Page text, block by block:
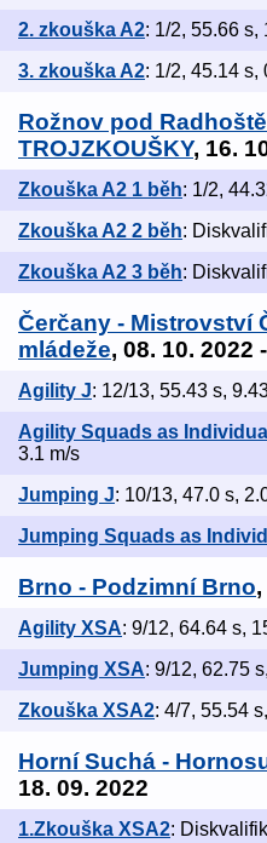
2. zkouška A2: 1/2, 55.66 s,
3. zkouška A2: 1/2, 45.14 s,
Rožnov pod
TROJZKOUŠKY, 16.
Zkouška A2 1 běh: 1/2,
Zkouška A2 2 běh:
Zkouška A2 3 běh:
Čerčany - Mistrovství
mládeže, 08. 10. 2022
Agility J: 12/13, 55.43 s,
Agility Squads as Individual
3.1 m/s
Jumping J: 10/13, 47.0 s,
Jumping Squads as
Brno - Podzimní Brno
Agility XSA: 9/12, 64.64 s,
Jumping XSA: 9/12, 62.75
Zkouška XSA2: 4/7, 55.54
Horní Suchá -
18. 09. 2022
1.Zkouška XSA2: